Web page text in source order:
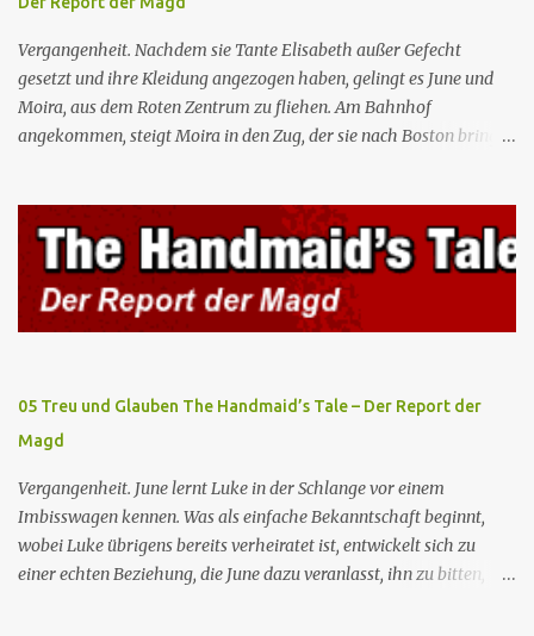
wo Serena stolz die „Kinder von Gilead” vorstellt. June nutzt die
Gelegenheit, mit Castillo unter vier Augen zu sprechen, ...
Vergangenheit. Nachdem sie Tante Elisabeth außer Gefecht
gesetzt und ihre Kleidung angezogen haben, gelingt es June und
Moira, aus dem Roten Zentrum zu fliehen. Am Bahnhof
angekommen, steigt Moira in den Zug, der sie nach Boston bringen
Elisabeth sie mit der Peitsche bestraft. Gegenwart. June ist seit
dreizehn Tagen in ihrem Zimmer eingesperrt und entdeckt im
Kleiderschrank die Inschrift „Nolite te bastardes carborundorum”,
die wahrscheinlich von der Magd Difred hinterlassen wurde, die
vor ihr dort war. In Erwartung der Zeremonie bringt Serena June
Fred unfruchtbar ist und nur sie für eine ausbleibende
Schwangerschaft verantwortlich gemacht würde. June lehnt ab,
auch wenn dies das Scheitern der Zeremonie bedeutet. Während
des versprochenen Scrabble-Spiels fragt June Fred nach der
Bedeutung des lat...
05 Treu und Glauben The Handmaid’s Tale – Der Report der
Magd
Vergangenheit. June lernt Luke in der Schlange vor einem
Imbisswagen kennen. Was als einfache Bekanntschaft beginnt,
wobei Luke übrigens bereits verheiratet ist, entwickelt sich zu
einer echten Beziehung, die June dazu veranlasst, ihn zu bitten,